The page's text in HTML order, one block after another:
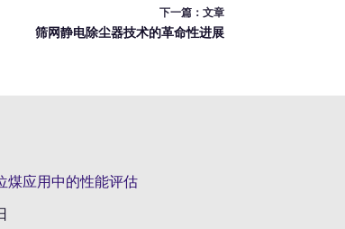
下一篇： 文章
筛网静电除尘器技术的革命性进展
煤应用中的性能评估